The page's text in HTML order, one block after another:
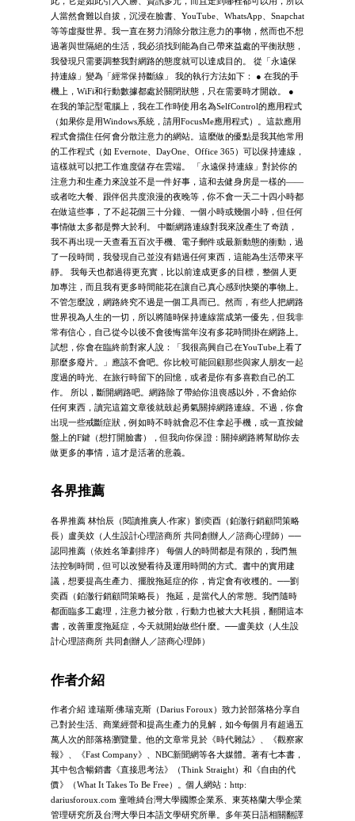
人當然會難以自拔，沉浸在臉書、YouTube、WhatsApp、Snapchat
等等虛擬世界。我一直在努力消除分散注意力的事物，然而也不想
過著與世隔絕的生活，我必須找到能為自己帶來益處的平衡狀態，
我發現只需要調整我對網路的態度就可以達成目的。 從「永遠保
持連線」變為「經常保持斷線」 我的執行方法如下： ● 在我的手
機上，WiFi和行動數據都處於關閉狀態，只在需要時才開啟。 ●
在我的筆記型電腦上，我在工作時使用名為SelfControl的應用程式
（如果你是用Windows系統，請用FocusMe應用程式）。這款應用
程式會擋住任何會分散注意力的網站。這麼做的優點是我其他常用
的工作程式（如 Evernote、DayOne、Office 365）可以保持連線，
這樣就可以把工作進度儲存在雲端。 「永遠保持連線」對於你的
注意力和生產力來說並不是一件好事，這和去健身房是一樣的――
或者吃大餐、跟伴侶共度浪漫的夜晚等，你不會一天二十四小時都
在做這些事，了不起花個三十分鐘、一個小時或幾個小時，但任何
事情做太多都是弊大於利。 中斷網路連線對我來說產生了奇蹟，
我不再出現一天查看五百次手機、電子郵件或最新動態的衝動，過
了一段時間，我發現自己並沒有錯過任何東西，這能為生活帶來平
靜。 我每天也都過得更充實，比以前達成更多的目標，整個人更
加專注，而且我有更多時間能花在讓自己真心感到快樂的事物上。
不管怎麼說，網路終究不過是一個工具而已。然而，有些人把網路
世界視為人生的一切，所以將隨時保持連線當成第一優先，但我非
常有信心，自己從今以後不會後悔當年沒有多花時間掛在網路上。
試想，你會在臨終前對家人說：「我很高興自己在YouTube上看了
那麼多廢片。」應該不會吧。你比較可能回顧那些與家人朋友一起
度過的時光、在旅行時留下的回憶，或者是你有多喜歡自己的工
作。 所以，斷開網路吧。網路除了帶給你沮喪感以外，不會給你
任何東西，讀完這篇文章後就鼓起勇氣關掉網路連線。不過，你會
出現一些戒斷症狀，例如時不時就會忍不住拿起手機，或一直按鍵
盤上的F鍵（想打開臉書），但我向你保證：關掉網路將幫助你去
做更多的事情，這才是活著的意義。
各界推薦
各界推薦 林怡辰（閱讀推廣人‧作家）劉奕酉（鉑澈行銷顧問策略
長）盧美妏（人生設計心理諮商所 共同創辦人／諮商心理師）──
認同推薦（依姓名筆劃排序） 每個人的時間都是有限的，我們無
法控制時間，但可以改變看待及運用時間的方式。書中的實用建
議，想要提高生產力、擺脫拖延症的你，肯定會有收穫的。──劉
奕酉（鉑澈行銷顧問策略長） 拖延，是當代人的常態。我們隨時
都面臨多工處理，注意力被分散，行動力也被大大耗損，翻開這本
書，改善重度拖延症，今天就開始做些什麼。──盧美妏（人生設
計心理諮商所 共同創辦人／諮商心理師）
作者介紹
作者介紹 達瑞斯‧佛瑞克斯（Darius Foroux）致力於部落格分享自
己對於生活、商業經營和提高生產力的見解，如今每個月有超過五
萬人次的部落格瀏覽量。他的文章常見於《時代雜誌》、《觀察家
報》、《Fast Company》、NBC新聞網等各大媒體。著有七本書，
其中包含暢銷書《直接思考法》（Think Straight）和《自由的代
價》（What It Takes To Be Free）。個人網站：http:
dariusforoux.com 童唯綺台灣大學國際企業系、東英格蘭大學企業
管理研究所及台灣大學日本語文學研究所畢。多年英日語相關翻譯